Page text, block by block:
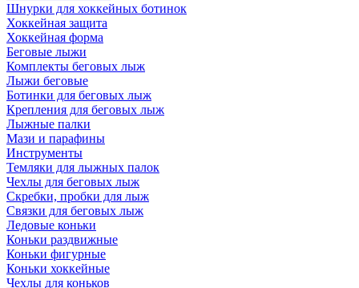
Шнурки для хоккейных ботинок
Хоккейная защита
Хоккейная форма
Беговые лыжи
Комплекты беговых лыж
Лыжи беговые
Ботинки для беговых лыж
Крепления для беговых лыж
Лыжные палки
Мази и парафины
Инструменты
Темляки для лыжных палок
Чехлы для беговых лыж
Скребки, пробки для лыж
Связки для беговых лыж
Ледовые коньки
Коньки раздвижные
Коньки фигурные
Коньки хоккейные
Чехлы для коньков